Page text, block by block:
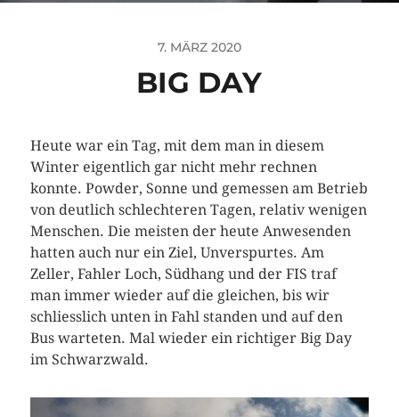
7. MÄRZ 2020
BIG DAY
Heute war ein Tag, mit dem man in diesem
Winter eigentlich gar nicht mehr rechnen
konnte. Powder, Sonne und gemessen am Betrieb
von deutlich schlechteren Tagen, relativ wenigen
Menschen. Die meisten der heute Anwesenden
hatten auch nur ein Ziel, Unverspurtes. Am
Zeller, Fahler Loch, Südhang und der FIS traf
man immer wieder auf die gleichen, bis wir
schliesslich unten in Fahl standen und auf den
Bus warteten. Mal wieder ein richtiger Big Day
im Schwarzwald.